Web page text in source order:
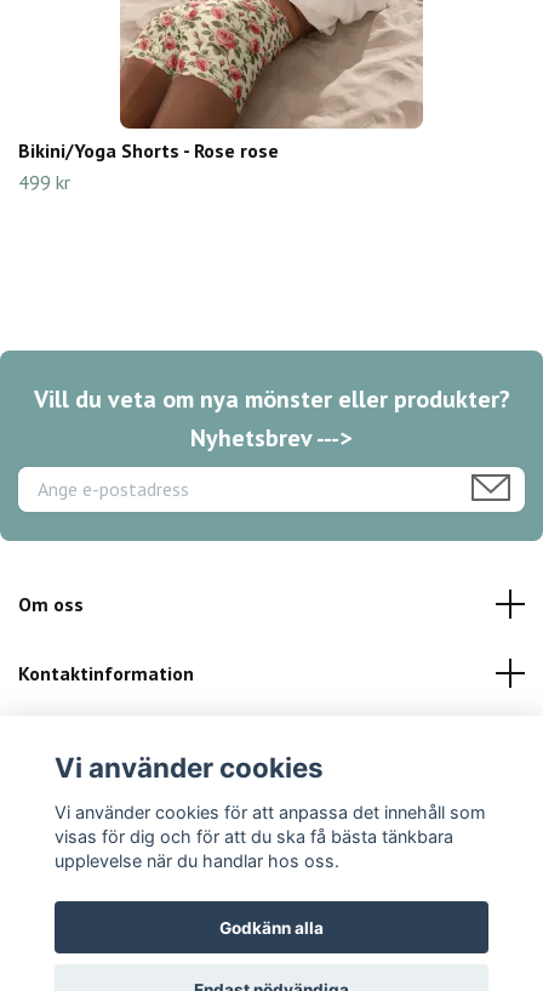
Bikini/Yoga Shorts - Rose rose
499 kr
Vill du veta om nya mönster eller produkter?
Nyhetsbrev --->
Om oss
Kontaktinformation
Sociala medier
© 2026 Finibikini.sePowered by Quickbutik
Vi använder cookies
Vi använder cookies för att anpassa det innehåll som
visas för dig och för att du ska få bästa tänkbara
upplevelse när du handlar hos oss.
Godkänn alla